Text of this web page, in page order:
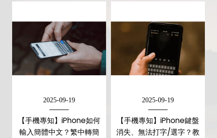
2025-09-19
【手機專知】iPhone如何
輸入簡體中文？繁中轉簡
2025-09-19
【手機專知】iPhone鍵盤
消失、無法打字/選字？教